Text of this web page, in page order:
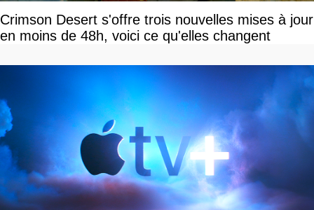
Crimson Desert s'offre trois nouvelles mises à jour
en moins de 48h, voici ce qu'elles changent